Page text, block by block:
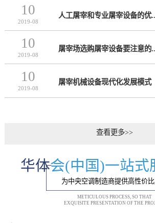
10
2019-08
人工屠宰和专业屠宰设备的优
10
2019-08
屠宰场选购屠宰设备要注意的
10
2019-08
屠宰机械设备现代化发展模式
查看更多>>
华体会(中国)一站式
为中央空调制造商提供高性价
METICULOUS PROCESS, SO THAT
EXQUISITE PRESENTATION OF THE